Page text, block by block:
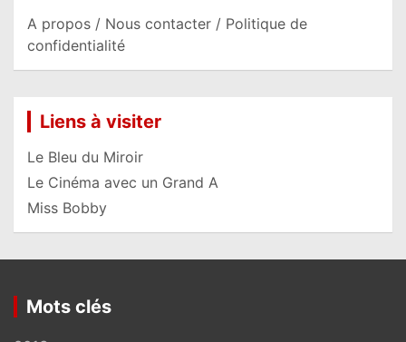
A propos / Nous contacter / Politique de
confidentialité
Liens à visiter
Le Bleu du Miroir
Le Cinéma avec un Grand A
Miss Bobby
Mots clés